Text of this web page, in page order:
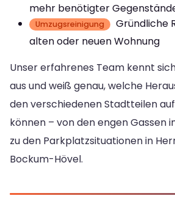
mehr benötigter
Umzugsreinigung
Gründliche
alten oder neuen Wohnung
Unser erfahrenes Team kennt
aus und weiß genau, welche
den verschiedenen Stadtteilen
können – von den engen Gassen
zu den Parkplatzsituationen in
Bockum-Hövel.